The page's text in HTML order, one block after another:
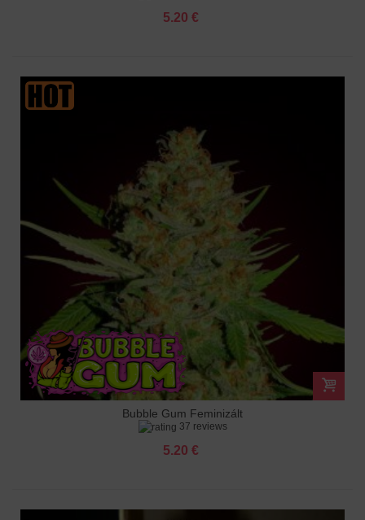
5.20 €
Bubble Gum Feminizált
37 reviews
5.20 €